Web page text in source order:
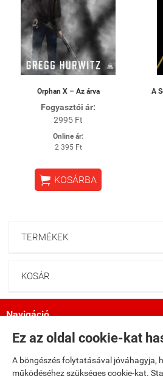
Ez az oldal cookie-kat
A böngészés folytatásával jóváhagyja,
működéséhez szükséges cookie-kat.
Orphan X – Az árva
Fogyasztói ár:
2995 Ft
Online ár:
2 395 Ft
 KOSÁRBA
A
TERMÉKEK
KOSÁR
Navigáció
Saját fiók